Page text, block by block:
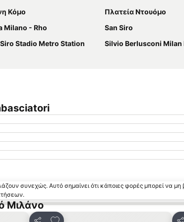
Κόμο
Πλατεία Ντουόμο
Milano - Rho
San Siro
Stadio Metro Station
Silvio Berlusconi Milan
συνεχώς. Αυτό σημαίνει ότι κάποιες φορές μπορεί να μη
Μιλάνο
Προσθήκη στα αγαπημένα